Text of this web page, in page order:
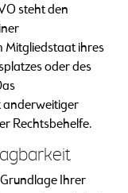
steht den
Mitgliedstaat ihres
oder des
anderweitiger
Rechtsbehelfe.
Ihrer